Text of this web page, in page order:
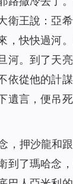
衛王說：亞
，快快過河
河。到了天
依從他的計
遺言，便吊
，押沙龍和
到了瑪哈念